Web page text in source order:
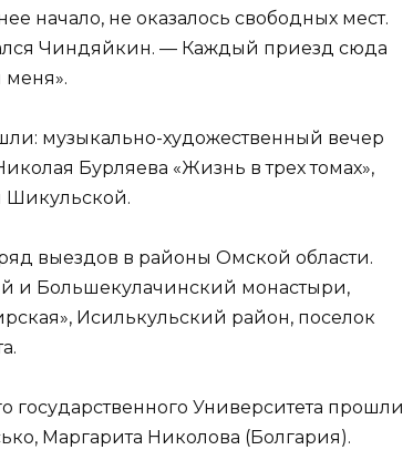
начало, не оказалось свободных мест.
Чиндяйкин. — Каждый приезд сюда
музыкально-художественный вечер
Бурляева «Жизнь в трех томах»,
Шикульской.
выездов в районы Омской области.
и Большекулачинский монастыри,
Исилькульский район, поселок
государственного Университета прошли
Маргарита Николова (Болгария).